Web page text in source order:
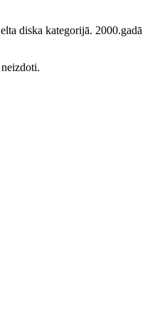
diska kategorijā. 2000.gadā